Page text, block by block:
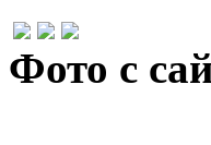
Фото с